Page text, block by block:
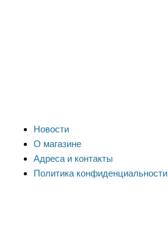
Новости
О магазине
Адреса и контакты
Политика конфиденциальности